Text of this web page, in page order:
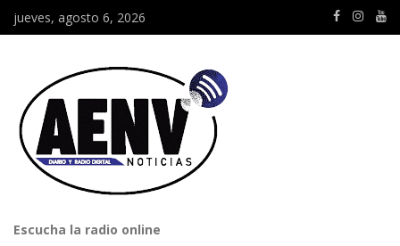
jueves, agosto 6, 2026
Escucha la radio online